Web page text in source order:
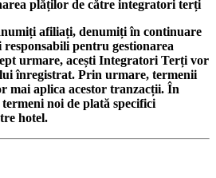
plăților de către integratori terți
afiliați, denumiți în continuare
pentru gestionarea
urmare, acești Integratori Terți vor
înregistrat. Prin urmare, termenii
mai aplica acestor tranzacții. În
noi de plată specifici
hotel.